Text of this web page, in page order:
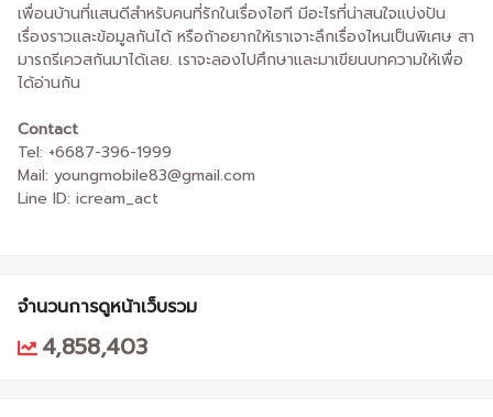
เพื่อนบ้านที่แสนดีสำหรับคนที่รักในเรื่องไอที มีอะไรที่น่าสนใจแบ่งปัน
เรื่องราวและข้อมูลกันได้ หรือถ้าอยากให้เราเจาะลึกเรื่องไหนเป็นพิเศษ สา
มารถรีเควสกันมาได้เลย. เราจะลองไปศึกษาและมาเขียนบทความให้เพื่อ
ได้อ่านกัน
Contact
Tel: +6687-396-1999
Mail: youngmobile83@gmail.com
Line ID: icream_act
จำนวนการดูหน้าเว็บรวม
4,858,403